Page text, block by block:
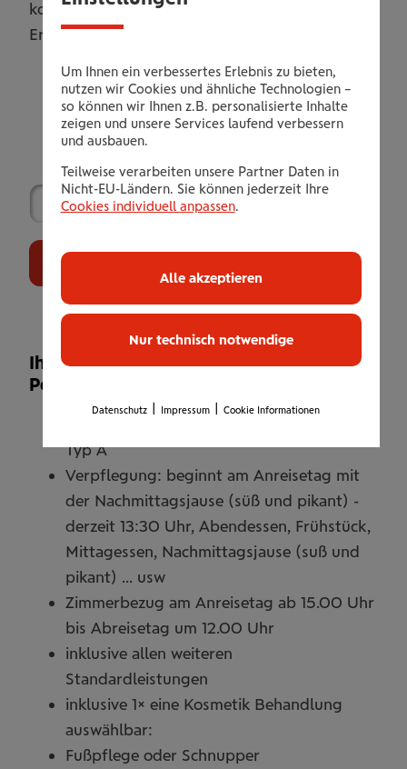
komfortabel und voller gemeinsamer
Erlebnisse.
Wählen Sie Ihr Leistungsangebot
Ihr Leistungsangebot (2 Nächte - 1
Person)
Typ A
Verpflegung: beginnt am Anreisetag mit
der Nachmittagsjause (süß und pikant) -
derzeit 13:30 Uhr, Abendessen, Frühstück,
Mittagessen, Nachmittagsjause (suß und
pikant) ... usw
Zimmerbezug am Anreisetag ab 15.00 Uhr
bis Abreisetag um 12.00 Uhr
inklusive allen weiteren
Standardleistungen
inklusive 1× eine Kosmetik Behandlung
auswählbar:
Fußpflege oder Schnupper
Um Ihnen ein verbessertes Erlebnis zu bieten,
nutzen wir Cookies und ähnliche Technologien –
so können wir Ihnen z.B. personalisierte Inhalte
zeigen und unsere Services laufend verbessern
und ausbauen.
Teilweise verarbeiten unsere Partner Daten in
Nicht-EU-Ländern. Sie können jederzeit Ihre
Cookies individuell anpassen.
Nur technisch notwendige
Alle akzeptieren
Datenschutz Impressum Cookie Informationen